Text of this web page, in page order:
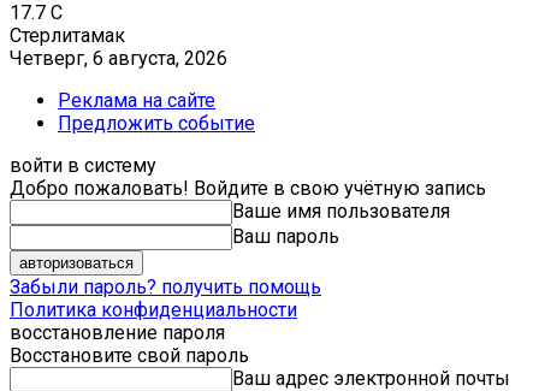
17.7 C
Стерлитамак
Четверг, 6 августа, 2026
Реклама на сайте
Предложить событие
войти в систему
Добро пожаловать! Войдите в свою учётную запись
Ваше имя пользователя
Ваш пароль
Забыли пароль? получить помощь
Политика конфиденциальности
восстановление пароля
Восстановите свой пароль
Ваш адрес электронной почты